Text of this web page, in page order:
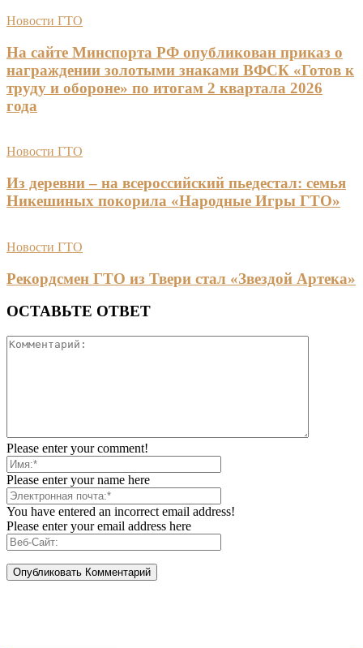
Новости ГТО
На сайте Минспорта РФ опубликован приказ о
награждении золотыми знаками ВФСК «Готов к
труду и обороне» по итогам 2 квартала 2026
года
Новости ГТО
Из деревни – на всероссийский пьедестал: семья
Никешиных покорила «Народные Игры ГТО»
Новости ГТО
Рекордсмен ГТО из Твери стал «Звездой Артека»
ОСТАВЬТЕ ОТВЕТ
Please enter your comment!
Please enter your name here
You have entered an incorrect email address!
Please enter your email address here